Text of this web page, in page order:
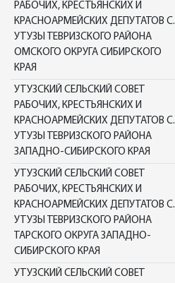
РАБОЧИХ, КРЕСТЬЯНСКИХ И
КРАСНОАРМЕЙСКИХ ДЕПУТАТОВ С.
УТУЗЫ ТЕВРИЗСКОГО РАЙОНА
ОМСКОГО ОКРУГА СИБИРСКОГО
КРАЯ
УТУЗСКИЙ СЕЛЬСКИЙ СОВЕТ
РАБОЧИХ, КРЕСТЬЯНСКИХ И
КРАСНОАРМЕЙСКИХ ДЕПУТАТОВ С.
УТУЗЫ ТЕВРИЗСКОГО РАЙОНА
ЗАПАДНО-СИБИРСКОГО КРАЯ
УТУЗСКИЙ СЕЛЬСКИЙ СОВЕТ
РАБОЧИХ, КРЕСТЬЯНСКИХ И
КРАСНОАРМЕЙСКИХ ДЕПУТАТОВ С.
УТУЗЫ ТЕВРИЗСКОГО РАЙОНА
ТАРСКОГО ОКРУГА ЗАПАДНО-
СИБИРСКОГО КРАЯ
УТУЗСКИЙ СЕЛЬСКИЙ СОВЕТ